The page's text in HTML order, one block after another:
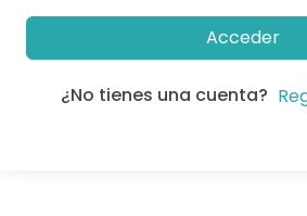
Acceder
¿No tienes una cuenta?